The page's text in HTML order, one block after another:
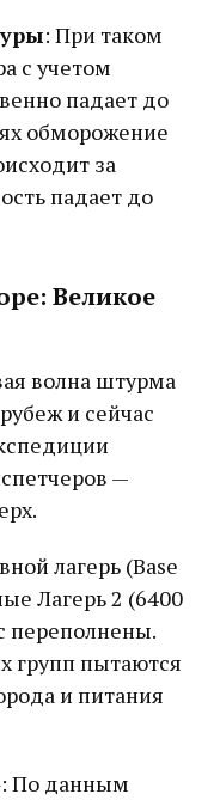
: При таком
с учетом
падает до
обморожение
за
падает до
Великое
волна штурма
и сейчас
—
лагерь (Base
Лагерь 2 (6400
переполнены.
групп пытаются
и питания
: По данным